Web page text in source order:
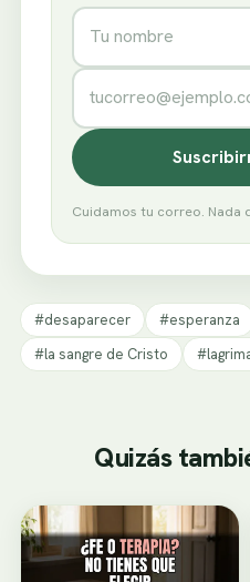
Nombre
Correo electrónico
Cuidamos tu correo. Nada
#desaparecer #esperanza
#la sangre de Cristo
Quizás